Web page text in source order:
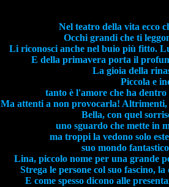
Nel teatro della vita ecco
Occhi grandi che ti
Li riconosci anche nel buio più fitto.
E della primavera porta il
La gioia della
Piccola e
tanto è l'amore che ha
Ma attenti a non provocarla! Altrimenti,
Bella, con quel
uno sguardo che mette in
ma troppi la vedono solo
suo mondo
Lina, piccolo nome per una grande
Strega le persone col suo fascino,
E come spesso dicono alle